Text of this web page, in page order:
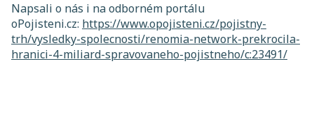
Napsali o nás i na odborném portálu
oPojisteni.cz: https://www.opojisteni.cz/pojistny-
trh/vysledky-spolecnosti/renomia-network-prekrocila-
hranici-4-miliard-spravovaneho-pojistneho/c:23491/